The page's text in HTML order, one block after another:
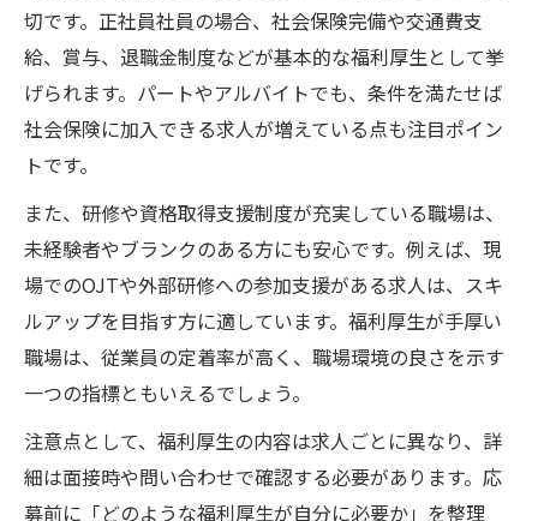
切です。正社員社員の場合、社会保険完備や交通費支
給、賞与、退職金制度などが基本的な福利厚生として挙
げられます。パートやアルバイトでも、条件を満たせば
社会保険に加入できる求人が増えている点も注目ポイン
トです。
また、研修や資格取得支援制度が充実している職場は、
未経験者やブランクのある方にも安心です。例えば、現
場でのOJTや外部研修への参加支援がある求人は、スキ
ルアップを目指す方に適しています。福利厚生が手厚い
職場は、従業員の定着率が高く、職場環境の良さを示す
一つの指標ともいえるでしょう。
注意点として、福利厚生の内容は求人ごとに異なり、詳
細は面接時や問い合わせで確認する必要があります。応
募前に「どのような福利厚生が自分に必要か」を整理